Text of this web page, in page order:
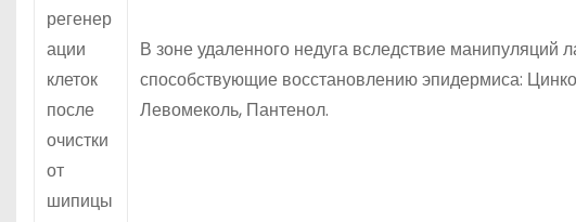
регенер
ации
клеток
после
очистки
от
шипицы
В зоне удаленного недуга вследствие
способствующие восстановлению эпидермиса:
Левомеколь, Пантенол.